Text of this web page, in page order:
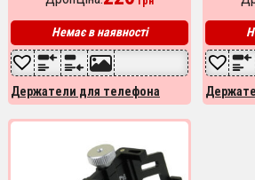
тримач
Немає в наявності
Держатели для телефона
на